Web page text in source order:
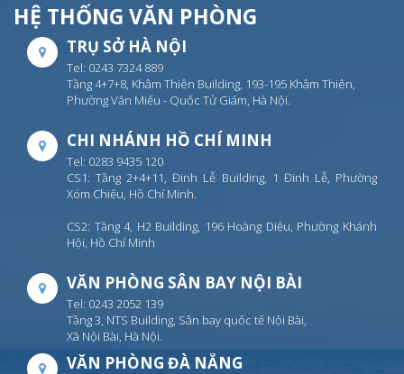
HỆ THỐNG VĂN PHÒNG
TRỤ SỞ HÀ NỘI
Tel: 0243 7324 889
Tầng 4+7+8, Khâm Thiên Building, 193-195 Khâm Thiên,
Phường Văn Miếu - Quốc Tử Giám, Hà Nội.
CHI NHÁNH HỒ CHÍ MINH
Tel: 0283 9435 120
CS1: Tầng 2+4+11, Đinh Lễ Building, 1 Đinh Lễ, Phường
Xóm Chiếu, Hồ Chí Minh.
CS2: Tầng 4, H2 Building, 196 Hoàng Diệu, Phường Khánh
Hội, Hồ Chí Minh
VĂN PHÒNG SÂN BAY NỘI BÀI
Tel: 0243 2052 139
Tầng 3, NTS Building, Sân bay quốc tế Nội Bài,
Xã Nội Bài, Hà Nội.
VĂN PHÒNG ĐÀ NẴNG